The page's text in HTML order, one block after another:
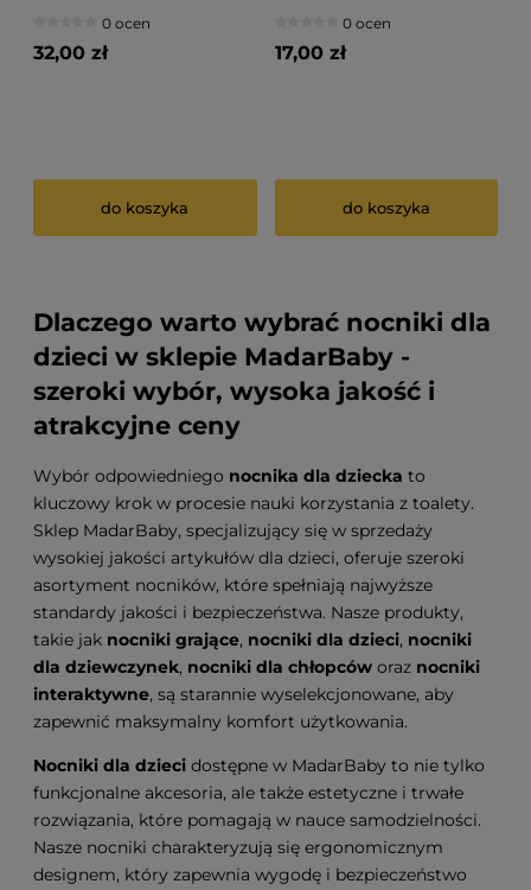
0 ocen
32,00 zł
do koszyka
0 ocen
17,00 zł
do koszyka
Dlaczego warto wybrać nocniki dla
dzieci w sklepie MadarBaby -
szeroki wybór, wysoka jakość i
atrakcyjne ceny
Wybór odpowiedniego nocnika dla dziecka to
kluczowy krok w procesie nauki korzystania z toalety.
Sklep MadarBaby, specjalizujący się w sprzedaży
wysokiej jakości artykułów dla dzieci, oferuje szeroki
asortyment nocników, które spełniają najwyższe
standardy jakości i bezpieczeństwa. Nasze produkty,
takie jak nocniki grające, nocniki dla dzieci, nocniki
dla dziewczynek, nocniki dla chłopców oraz nocniki
interaktywne, są starannie wyselekcjonowane, aby
zapewnić maksymalny komfort użytkowania.
Nocniki dla dzieci dostępne w MadarBaby to nie tylko
funkcjonalne akcesoria, ale także estetyczne i trwałe
rozwiązania, które pomagają w nauce samodzielności.
Nasze nocniki charakteryzują się ergonomicznym
designem, który zapewnia wygodę i bezpieczeństwo